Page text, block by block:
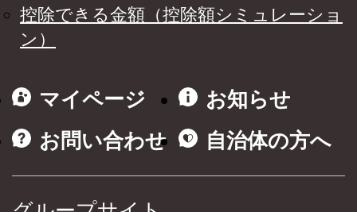
控除できる金額（控除額シミュレーショ
ン）
マイページ
お知らせ
お問い合わせ
自治体の方へ